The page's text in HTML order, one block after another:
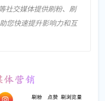
社交媒体提供刷粉、刷
您快速提升影响力和互